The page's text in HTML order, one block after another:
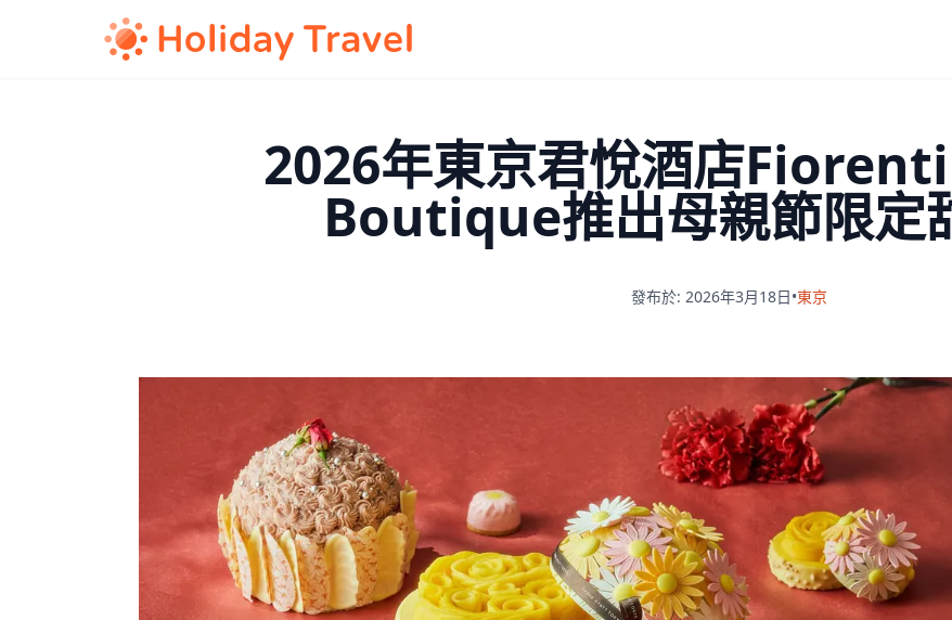
2026年東京君悅酒店
Boutique推出母親節限定
發布於: 2026年3月18日•東京